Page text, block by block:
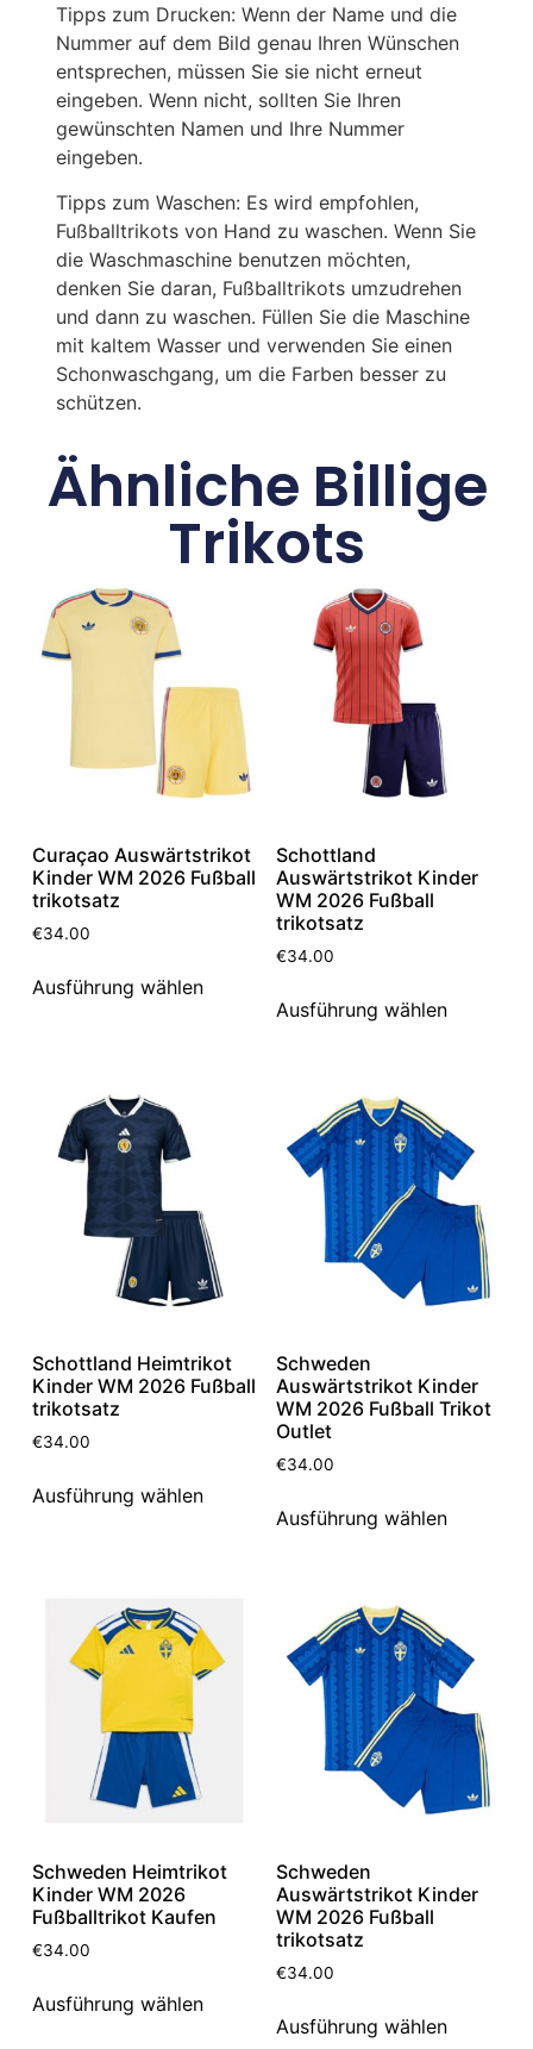
Tipps zum Drucken: Wenn der Name und die
Nummer auf dem Bild genau Ihren Wünschen
entsprechen, müssen Sie sie nicht erneut
eingeben. Wenn nicht, sollten Sie Ihren
gewünschten Namen und Ihre Nummer
eingeben.
Tipps zum Waschen: Es wird empfohlen,
Fußballtrikots von Hand zu waschen. Wenn Sie
die Waschmaschine benutzen möchten,
denken Sie daran, Fußballtrikots umzudrehen
und dann zu waschen. Füllen Sie die Maschine
mit kaltem Wasser und verwenden Sie einen
Schonwaschgang, um die Farben besser zu
schützen.
Ähnliche Billige
Trikots
Curaçao Auswärtstrikot
Kinder WM 2026 Fußball
trikotsatz
€34.00
Ausführung wählen
Schottland
Auswärtstrikot Kinder
WM 2026 Fußball
trikotsatz
€34.00
Ausführung wählen
Schottland Heimtrikot
Kinder WM 2026 Fußball
trikotsatz
€34.00
Ausführung wählen
Schweden
Auswärtstrikot Kinder
WM 2026 Fußball Trikot
Outlet
€34.00
Ausführung wählen
Schweden Heimtrikot
Kinder WM 2026
Fußballtrikot Kaufen
€34.00
Ausführung wählen
Schweden
Auswärtstrikot Kinder
WM 2026 Fußball
trikotsatz
€34.00
Ausführung wählen